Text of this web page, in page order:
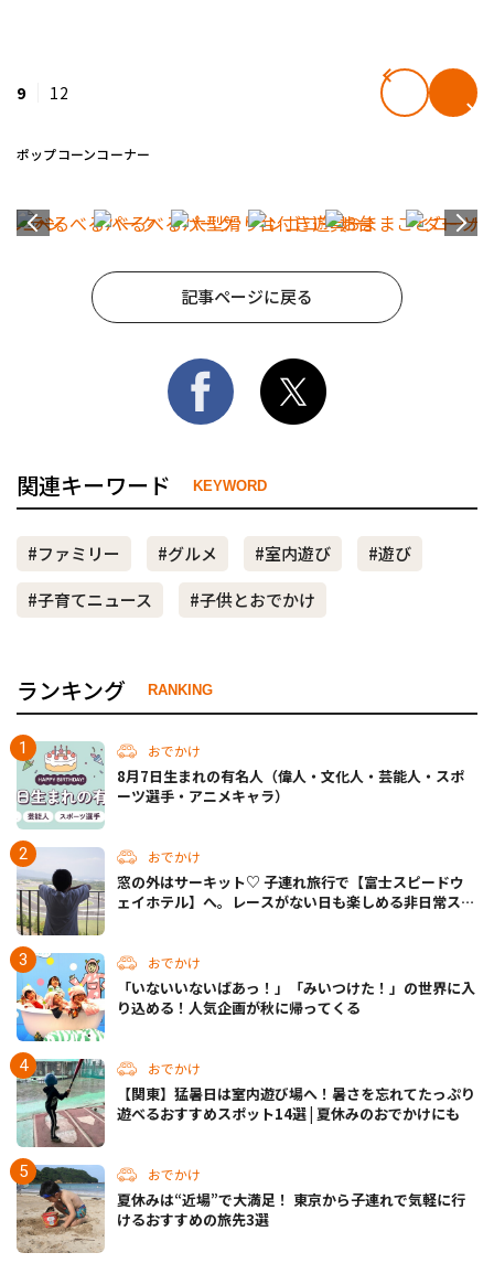
9 12
ポップコーンコーナー
記事ページに戻る
関連キーワード KEYWORD
#ファミリー #グルメ #室内遊び
#遊び
#子育てニュース
#子供とおでかけ
ランキング RANKING
おでかけ
8月7日生まれの有名人（偉人・文化人・芸能人・スポ
ーツ選手・アニメキャラ）
おでかけ
窓の外はサーキット♡ 子連れ旅行で【富士スピードウ
ェイホテル】へ。レースがない日も楽しめる非日常ステ
おでかけ
「いないいないばあっ！」「みいつけた！」の世界に入
り込める！人気企画が秋に帰ってくる
おでかけ
【関東】猛暑日は室内遊び場へ！暑さを忘れてたっぷり
遊べるおすすめスポット14選 | 夏休みのおでかけにも
おでかけ
夏休みは“近場”で大満足！ 東京から子連れで気軽に行
けるおすすめの旅先3選